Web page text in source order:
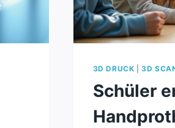
3D DRUCK |3D
Schüler